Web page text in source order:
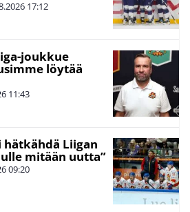
17:12
joukkue
löytää
11:43
hätkähdä Liigan
mitään uutta”
09:20